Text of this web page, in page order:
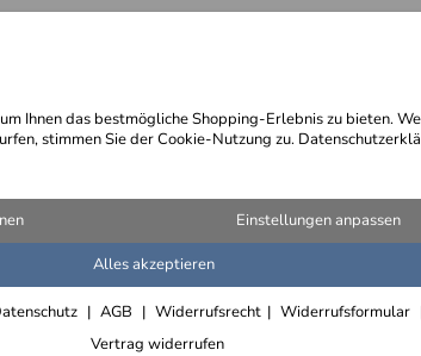
Ihnen das bestmögliche Shopping-Erlebnis zu bieten.
stimmen Sie der Cookie-Nutzung zu.
Einstellungen anpassen
Alles akzeptieren
AGB Widerrufsrecht
Widerrufsformular
Vertrag widerrufen
Wegebeschreibung @
Stahl